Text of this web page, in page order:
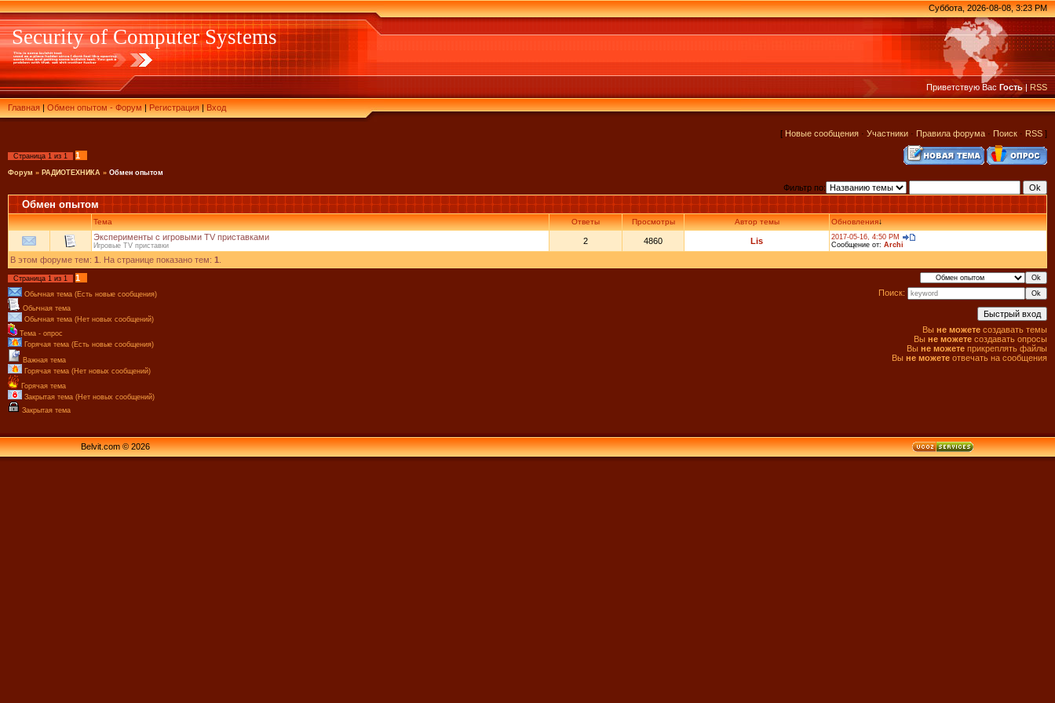
Security of Computer Systems
Главная|Обмен опытом - Форум|Регистрация|Вход
Суббота, 2026-08-08, 3:23 PM
Приветствую Вас Гость|RSS
[ Новые сообщения · Участники · Правила форума · Поиск · RSS ]
Страница 1 из 1 1
Форум » РАДИОТЕХНИКА » Обмен опытом
Фильтр по:
Обмен опытом
Тема Ответы Просмотры Автор темы Обновления↓
Эксперименты с игровыми TV приставками
Игровые TV приставки 2 4860 Lis
2017-05-16, 4:50 PM
Сообщение от: Archi
В этом форуме тем: 1 . На странице показано тем: 1
Страница 1 из 1 1
Обычная тема (Есть новые сообщения)
Обычная тема
Обычная тема (Нет новых сообщений)
Тема - опрос
Горячая тема (Есть новые сообщения)
Важная тема
Горячая тема (Нет новых сообщений)
Горячая тема
Закрытая тема (Нет новых сообщений)
Закрытая тема
Поиск:
Вы не можете создавать темы
Вы не можете создавать опросы
Вы не можете прикреплять файлы
Вы не можете отвечать на сообщения
Belvit.com © 2026